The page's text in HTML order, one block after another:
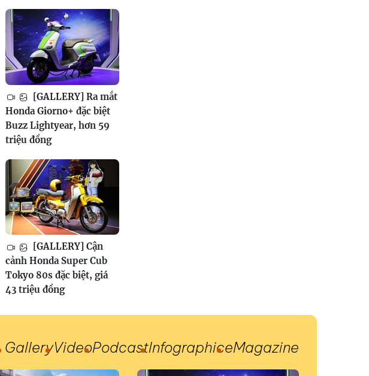
[GALLERY] Ra mắt
Honda Giorno+ đặc biệt
Buzz Lightyear, hơn 59
triệu đồng
[GALLERY] Cận
cảnh Honda Super Cub
Tokyo 80s đặc biệt, giá
43 triệu đồng
GalleryVideoPodcastInfographiceMagazine